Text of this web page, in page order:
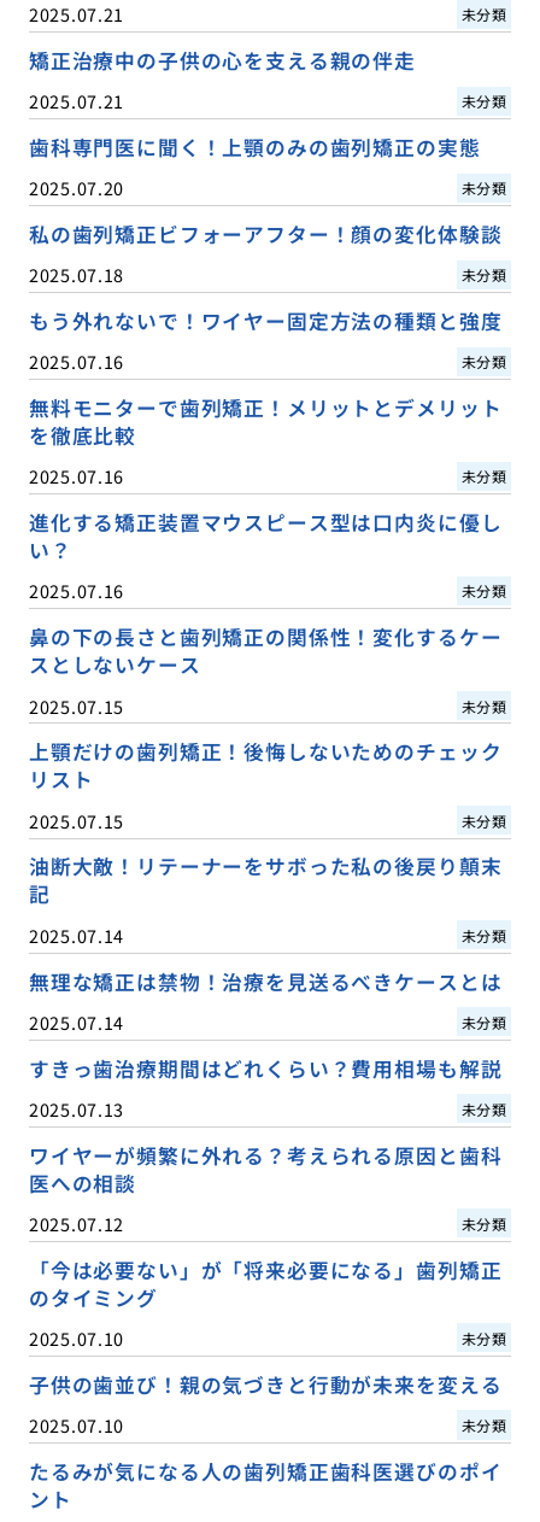
2025.07.21 未分類
矯正治療中の子供の心を支える親の伴走
2025.07.21 未分類
歯科専門医に聞く！上顎のみの歯列矯正の実態
2025.07.20 未分類
私の歯列矯正ビフォーアフター！顔の変化体験談
2025.07.18 未分類
もう外れないで！ワイヤー固定方法の種類と強度
2025.07.16 未分類
無料モニターで歯列矯正！メリットとデメリット
を徹底比較
2025.07.16 未分類
進化する矯正装置マウスピース型は口内炎に優し
い？
2025.07.16 未分類
鼻の下の長さと歯列矯正の関係性！変化するケー
スとしないケース
2025.07.15 未分類
上顎だけの歯列矯正！後悔しないためのチェック
リスト
2025.07.15 未分類
油断大敵！リテーナーをサボった私の後戻り顛末
記
2025.07.14 未分類
無理な矯正は禁物！治療を見送るべきケースとは
2025.07.14 未分類
すきっ歯治療期間はどれくらい？費用相場も解説
2025.07.13 未分類
ワイヤーが頻繁に外れる？考えられる原因と歯科
医への相談
2025.07.12 未分類
「今は必要ない」が「将来必要になる」歯列矯正
のタイミング
2025.07.10 未分類
子供の歯並び！親の気づきと行動が未来を変える
2025.07.10 未分類
たるみが気になる人の歯列矯正歯科医選びのポイ
ント